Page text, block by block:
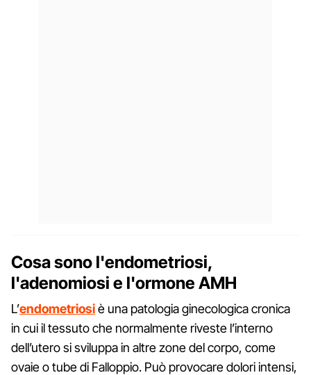
Cosa sono l'endometriosi,
l'adenomiosi e l'ormone AMH
L’endometriosiè una patologia ginecologica cronica
in cui il tessuto che normalmente riveste l’interno
dell’utero si sviluppa in altre zone del corpo, come
ovaie o tube di Falloppio. Può provocare dolori intensi,